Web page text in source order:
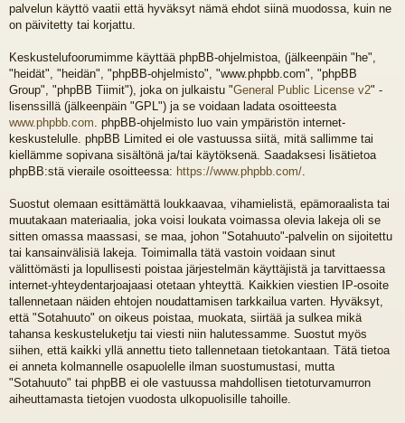
palvelun käyttö vaatii että hyväksyt nämä ehdot siinä muodossa, kuin ne
on päivitetty tai korjattu.
Keskustelufoorumimme käyttää phpBB-ohjelmistoa, (jälkeenpäin "he",
"heidät", "heidän", "phpBB-ohjelmisto", "www.phpbb.com", "phpBB
Group", "phpBB Tiimit"), joka on julkaistu "General Public License v2" -
lisenssillä (jälkeenpäin "GPL") ja se voidaan ladata osoitteesta
www.phpbb.com . phpBB-ohjelmisto luo vain ympäristön internet-
keskustelulle. phpBB Limited ei ole vastuussa siitä, mitä sallimme tai
kiellämme sopivana sisältönä ja/tai käytöksenä. Saadaksesi lisätietoa
phpBB:stä vieraile osoitteessa: https://www.phpbb.com/
Suostut olemaan esittämättä loukkaavaa, vihamielistä, epämoraalista tai
muutakaan materiaalia, joka voisi loukata voimassa olevia lakeja oli se
sitten omassa maassasi, se maa, johon "Sotahuuto"-palvelin on sijoitettu
tai kansainvälisiä lakeja. Toimimalla tätä vastoin voidaan sinut
välittömästi ja lopullisesti poistaa järjestelmän käyttäjistä ja tarvittaessa
internet-yhteydentarjoajaasi otetaan yhteyttä. Kaikkien viestien IP-osoite
tallennetaan näiden ehtojen noudattamisen tarkkailua varten. Hyväksyt,
että "Sotahuuto" on oikeus poistaa, muokata, siirtää ja sulkea mikä
tahansa keskusteluketju tai viesti niin halutessamme. Suostut myös
siihen, että kaikki yllä annettu tieto tallennetaan tietokantaan. Tätä tietoa
ei anneta kolmannelle osapuolelle ilman suostumustasi, mutta
"Sotahuuto" tai phpBB ei ole vastuussa mahdollisen tietoturvamurron
aiheuttamasta tietojen vuodosta ulkopuolisille tahoille.